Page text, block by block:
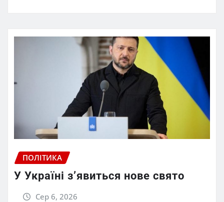
ПОЛІТИКА
У Україні з’явиться нове свято
Сер 6, 2026